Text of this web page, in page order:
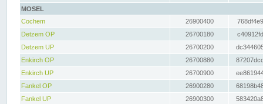
MOSEL
Cochem
26900400
Detzem OP
26700180
Detzem UP
26700200
Enkirch OP
26700880
Enkirch UP
26700900
Fankel OP
26900280
Fankel UP
26900300